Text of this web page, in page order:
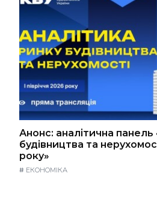
Анонс: аналітична панель
будівництва та
року»
# ЕКОНОМІКА